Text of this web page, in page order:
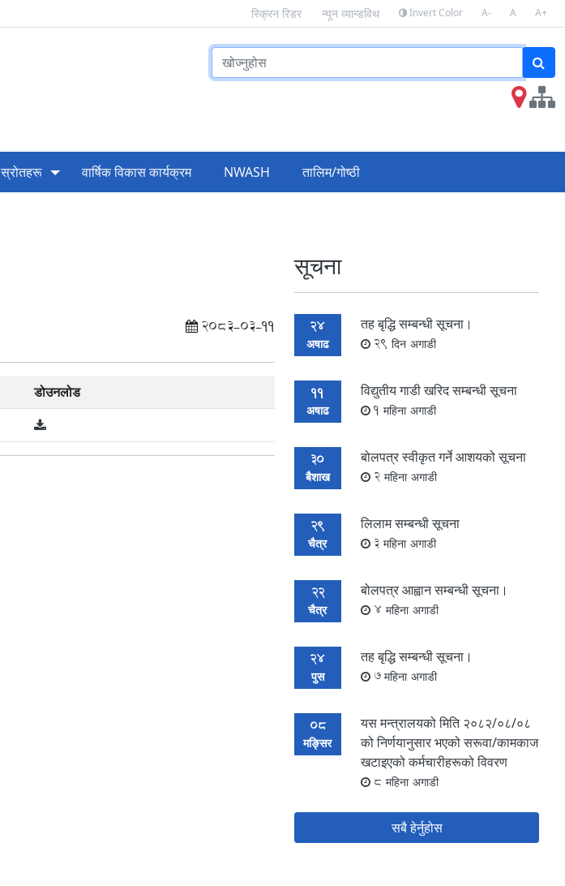
स्क्रिन रिडर न्यून व्यान्डविथ Invert Color A- A A+
स्रोतहरू वार्षिक विकास कार्यक्रम NWASH तालिम/गोष्ठी
2083-03-11
डोउनलोड
सूचना
24
अषाढ
तह बृद्धि सम्बन्धी सूचना।
29 दिन अगाडी
11
अषाढ
विद्युतीय गाडी खरिद सम्बन्धी सूचना
1 महिना अगाडी
30
बैशाख
बोलपत्र स्वीकृत गर्ने आशयको सूचना
2 महिना अगाडी
29
चैत्र
लिलाम सम्बन्धी सूचना
3 महिना अगाडी
22
चैत्र
बोलपत्र आह्वान सम्बन्धी सूचना।
4 महिना अगाडी
24
पुस
तह बृद्धि सम्बन्धी सूचना।
7 महिना अगाडी
08
मङ्सिर
यस मन्त्रालयको मिति २०८२/०८/०८
को निर्णयानुसार भएको सरूवा/कामकाज
खटाइएको कर्मचारीहरूको विवरण
8 महिना अगाडी
सबै हेर्नुहोस